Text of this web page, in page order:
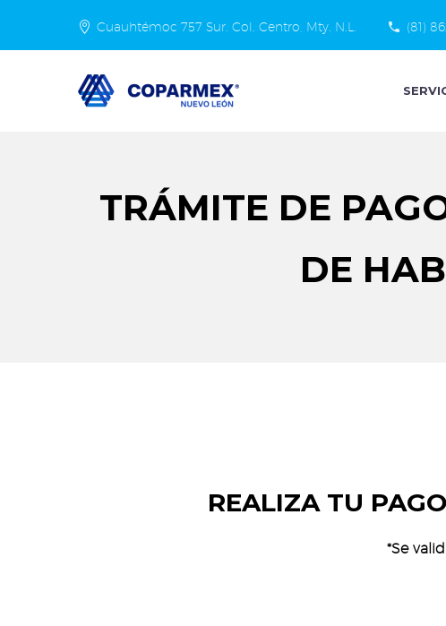
Cuauhtémoc 757 Sur. Col. Centro, Mty. N.L. (81)
TRÁMITE DE
DE
REALIZA TU
*Se